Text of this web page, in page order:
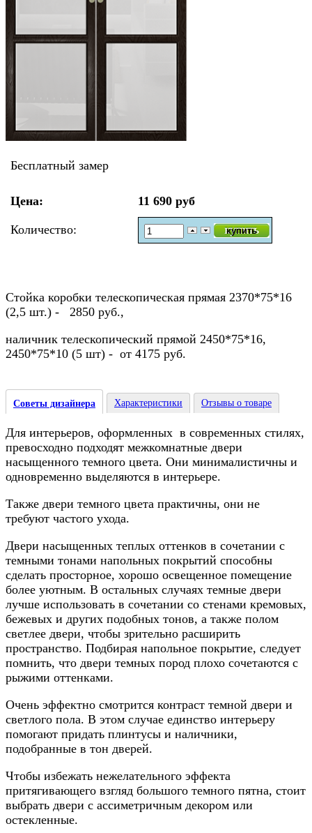
Бесплатный замер
Цена: 11 690 руб
Количество:
Стойка коробки телескопическая прямая 2370*75*16
(2,5 шт.) - 2850 руб.,
наличник телескопический прямой 2450*75*16,
2450*75*10 (5 шт) - от 4175 руб.
Советы дизайнера Характеристики Отзывы о товаре
Для интерьеров, оформленных в современных стилях,
превосходно подходят межкомнатные двери
насыщенного темного цвета. Они минималистичны и
одновременно выделяются в интерьере.
Также двери темного цвета практичны, они не
требуют частого ухода.
Двери насыщенных теплых оттенков в сочетании с
темными тонами напольных покрытий способны
сделать просторное, хорошо освещенное помещение
более уютным. В остальных случаях темные двери
лучше использовать в сочетании со стенами кремовых,
бежевых и других подобных тонов, а также полом
светлее двери, чтобы зрительно расширить
пространство. Подбирая напольное покрытие, следует
помнить, что двери темных пород плохо сочетаются с
рыжими оттенками.
Очень эффектно смотрится контраст темной двери и
светлого пола. В этом случае единство интерьеру
помогают придать плинтусы и наличники,
подобранные в тон дверей.
Чтобы избежать нежелательного эффекта
притягивающего взгляд большого темного пятна, стоит
выбрать двери с ассиметричным декором или
остекленные.